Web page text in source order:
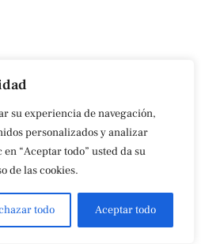
su experiencia de navegación,
personalizados y analizar
“Aceptar todo” usted da su
de las cookies.
todo Aceptar todo